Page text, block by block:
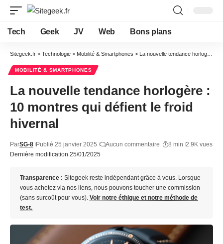
Tech Geek JV Web Bons plans
Sitegeek.fr > Technologie > Mobilité & Smartphones > La nouvelle tendance horlogère : 10 montres qui défient le froid hivernal
MOBILITÉ & SMARTPHONES
La nouvelle tendance horlogère :
10 montres qui défient le froid
hivernal
Dernière modification 25/01/2025
ParSG-8 Publié 25 janvier 2025 Aucun commentaire 8 min 2.9K vues
Transparence : Sitegeek reste indépendant grâce à vous. Lorsque
vous achetez via nos liens, nous pouvons toucher une commission
(sans surcoût pour vous). Voir notre éthique et notre méthode de
test.